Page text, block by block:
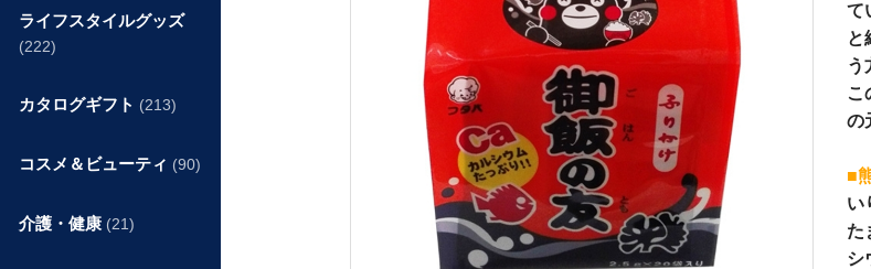
て
と
う
こ
の
■
い
た
シ
ライフスタイルグッズ
(222)
カタログギフト (213)
コスメ＆ビューティ (90)
介護・健康 (21)